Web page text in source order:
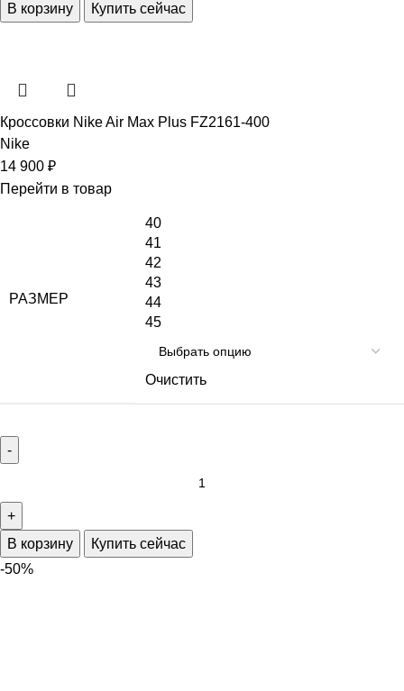
В корзину Купить сейчас
Кроссовки Nike Air Max Plus FZ2161-400
Nike
14 900 ₽
Перейти в товар
РАЗМЕР
40
41
42
43
44
45
Очистить
В корзину
Купить сейчас
-50%